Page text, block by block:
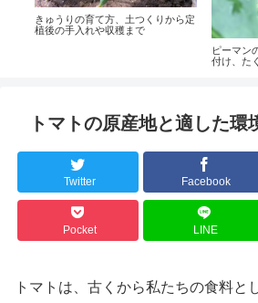
きゅうりの育て方、土つくりから定
植後の手入れや収穫まで
ピーマン
付け、た
トマトの原産地と適した環
Twitter Facebook
Pocket LINE
トマトは、古くから私たちの食料と